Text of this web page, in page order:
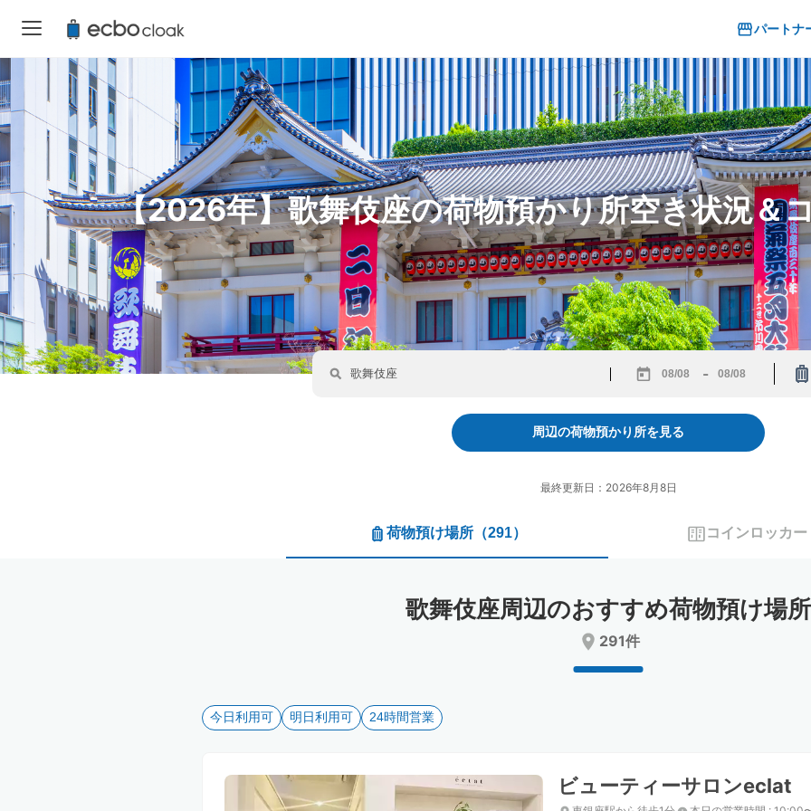
パートナ
【2026年】歌舞伎座の荷物預かり所空き状況＆
forward
to
interact
the
select
Press
the
changing
-
backward
interact
select
the
changing
周辺の荷物預かり所を見る
最終更新日：2026年8月8日
荷物預け場所（291） コインロッカー
歌舞伎座周辺のおすすめ荷物預け場所
291件
今日利用可 明日利用可 24時間営業
ビューティーサロンeclat